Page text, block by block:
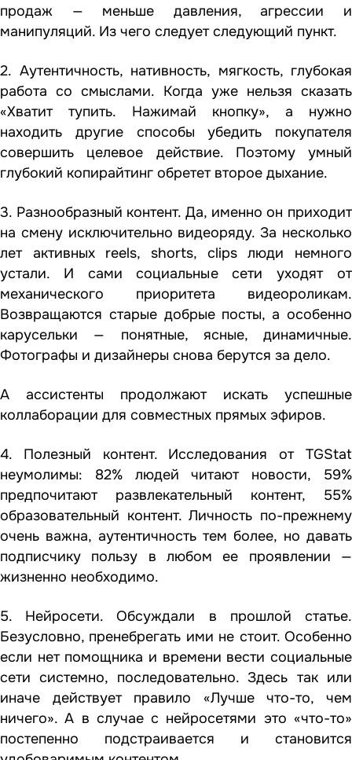
продаж — меньше давления, агрессии и
манипуляций. Из чего следует следующий пункт.
2. Аутентичность, нативность, мягкость, глубокая
работа со смыслами. Когда уже нельзя сказать
«Хватит тупить. Нажимай кнопку», а нужно
находить другие способы убедить покупателя
совершить целевое действие. Поэтому умный
глубокий копирайтинг обретет второе дыхание.
3. Разнообразный контент. Да, именно он приходит
на смену исключительно видеоряду. За несколько
лет активных reels, shorts, clips люди немного
устали. И сами социальные сети уходят от
механического приоритета видеороликам.
Возвращаются старые добрые посты, а особенно
карусельки — понятные, ясные, динамичные.
Фотографы и дизайнеры снова берутся за дело.
А ассистенты продолжают искать успешные
коллаборации для совместных прямых эфиров.
4. Полезный контент. Исследования от TGStat
неумолимы: 82% людей читают новости, 59%
предпочитают развлекательный контент, 55%
образовательный контент. Личность по-прежнему
очень важна, аутентичность тем более, но давать
подписчику пользу в любом ее проявлении —
жизненно необходимо.
5. Нейросети. Обсуждали в прошлой статье.
Безусловно, пренебрегать ими не стоит. Особенно
если нет помощника и времени вести социальные
сети системно, последовательно. Здесь так или
иначе действует правило «Лучше что-то, чем
ничего». А в случае с нейросетями это «что-то»
постепенно подстраивается и становится